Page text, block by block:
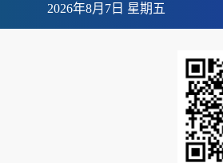
2026年8月7日 星期五